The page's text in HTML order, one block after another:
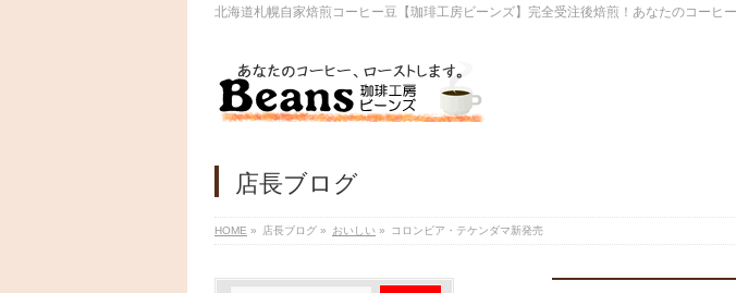
北海道札幌自家焙煎コーヒー豆【珈琲工房ビーンズ】完全受注後焙煎！あなたのコーヒ
店長ブログ
HOME » 店長ブログ » おいしい » コロンビア・テケンダマ新発売